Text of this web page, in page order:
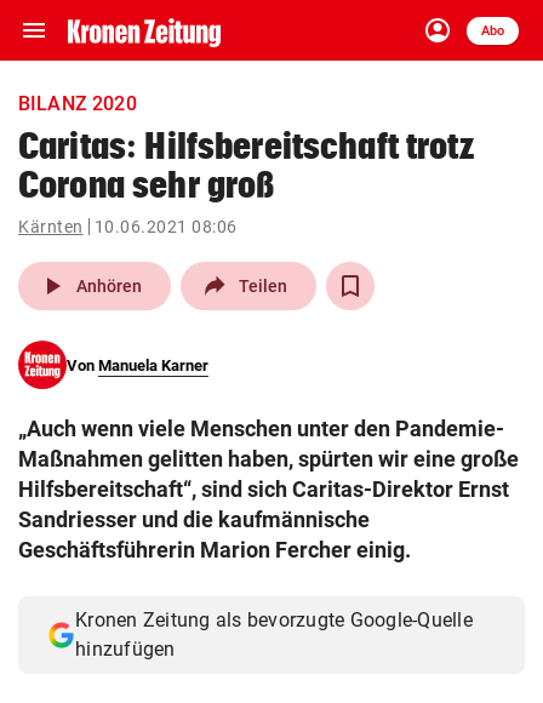
menu Navigation
ein-/ausklappen
account_circle
Anmelden
Abo
close Schließen
account_circle Anmelden
pin_drop
Wien arrow_right
search
eingeben
BILANZ 2020
Caritas: Hilfsbereitschaft trotz
Corona sehr groß
Kärnten 10.06.2021 08:06
play_arrow Anhören Teilen
Von Manuela Karner
„Auch wenn viele Menschen unter den Pandemie-
Maßnahmen gelitten haben, spürten wir eine große
Hilfsbereitschaft“, sind sich Caritas-Direktor Ernst
Sandriesser und die kaufmännische
Geschäftsführerin Marion Fercher einig.
Kronen Zeitung als bevorzugte Google-Quelle
hinzufügen